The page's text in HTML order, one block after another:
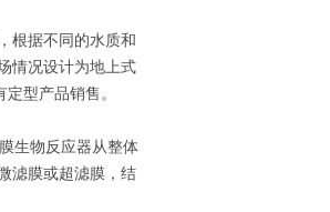
根据不同的水质和
情况设计为地上式
型产品销售。
生物反应器从整体
滤膜或超滤膜，结